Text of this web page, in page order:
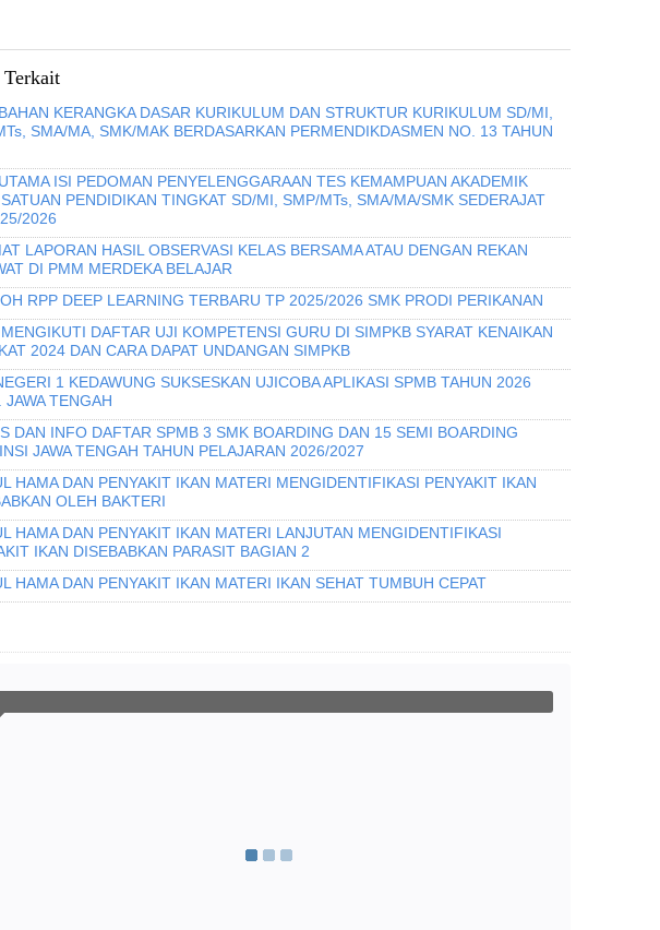
KERANGKA DASAR KURIKULUM DAN STRUKTUR KURIKULUM SD/MI,
SMA/MA, SMK/MAK BERDASARKAN PERMENDIKDASMEN NO. 13 TAHUN
ISI PEDOMAN PENYELENGGARAAN TES KEMAMPUAN AKADEMIK
PENDIDIKAN TINGKAT SD/MI, SMP/MTs, SMA/MA/SMK SEDERAJAT
2026
LAPORAN HASIL OBSERVASI KELAS BERSAMA ATAU DENGAN REKAN
DI PMM MERDEKA BELAJAR
RPP DEEP LEARNING TERBARU TP 2025/2026 SMK PRODI PERIKANAN
DAFTAR UJI KOMPETENSI GURU DI SIMPKB SYARAT KENAIKAN
2024 DAN CARA DAPAT UNDANGAN SIMPKB
1 KEDAWUNG SUKSESKAN UJICOBA APLIKASI SPMB TAHUN 2026
JAWA TENGAH
DAN INFO DAFTAR SPMB 3 SMK BOARDING DAN 15 SEMI BOARDING
JAWA TENGAH TAHUN PELAJARAN 2026/2027
HAMA DAN PENYAKIT IKAN MATERI MENGIDENTIFIKASI PENYAKIT IKAN
OLEH BAKTERI
HAMA DAN PENYAKIT IKAN MATERI LANJUTAN MENGIDENTIFIKASI
IKAN DISEBABKAN PARASIT BAGIAN 2
HAMA DAN PENYAKIT IKAN MATERI IKAN SEHAT TUMBUH CEPAT